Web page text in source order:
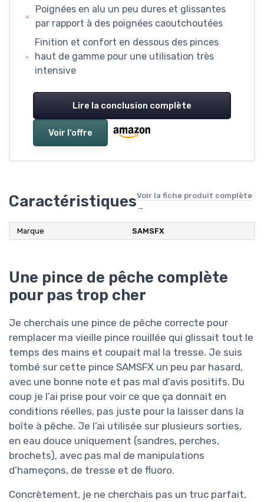
Poignées en alu un peu dures et glissantes
par rapport à des poignées caoutchoutées
Finition et confort en dessous des pinces
haut de gamme pour une utilisation très
intensive
Lire la conclusion complète
Voir l'offre
CaractéristiquesVoir la fiche produit complète
→
Marque ‎SAMSFX
Une pince de pêche complète
pour pas trop cher
Je cherchais une pince de pêche correcte pour
remplacer ma vieille pince rouillée qui glissait tout le
temps des mains et coupait mal la tresse. Je suis
tombé sur cette pince SAMSFX un peu par hasard,
avec une bonne note et pas mal d’avis positifs. Du
coup je l’ai prise pour voir ce que ça donnait en
conditions réelles, pas juste pour la laisser dans la
boîte à pêche. Je l’ai utilisée sur plusieurs sorties,
en eau douce uniquement (sandres, perches,
brochets), avec pas mal de manipulations
d’hameçons, de tresse et de fluoro.
Concrètement, je ne cherchais pas un truc parfait,